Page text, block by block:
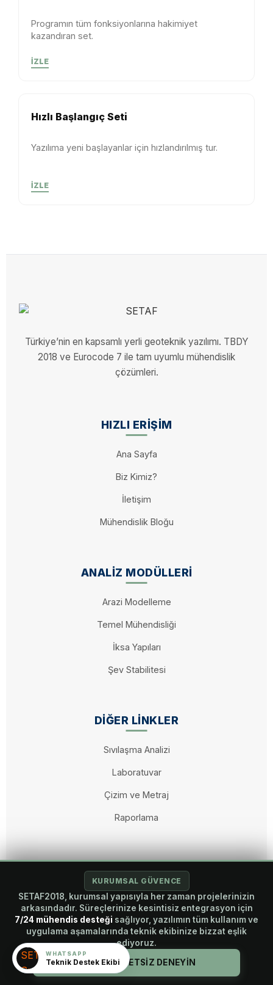
Programın tüm fonksiyonlarına hakimiyet
kazandıran set.
İZLE
Hızlı Başlangıç Seti
Yazılıma yeni başlayanlar için hızlandırılmış tur.
İZLE
Türkiye’nin en kapsamlı yerli geoteknik yazılımı. TBDY
2018 ve Eurocode 7 ile tam uyumlu mühendislik
çözümleri.
HIZLI ERIŞIM
Ana Sayfa
Biz Kimiz?
İletişim
Mühendislik Bloğu
ANALIZ MODÜLLERI
Arazi Modelleme
Temel Mühendisliği
İksa Yapıları
Şev Stabilitesi
DIĞER LINKLER
Sıvılaşma Analizi
Laboratuvar
Çizim ve Metraj
Raporlama
© 2026 SETAF2018. Tüm hakları saklıdır. A Brandaft Engineering
Project.
KURUMSAL GÜVENCE
SETAF2018, kurumsal yapısıyla her zaman projelerinizin
arkasındadır. Süreçlerinize kesintisiz entegrasyon için
7/24 mühendis desteği sağlıyor, yazılımın tüm kullanım ve
uygulama aşamalarında teknik ekibinize bizzat eşlik
ediyoruz.
HEMEN ÜCRETSİZ DENEYİN
WHATSAPP
Teknik Destek Ekibi
English İngilizce